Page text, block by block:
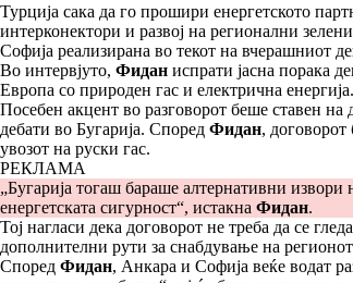
Турција сака да го прошири енергетското
интерконектори и развој на регионални
Софија реализирана во текот на вчерашниот
Во интервјуто, Фидан испрати јасна порака
Европа со природен гас и електрична енергија.
Посебен акцент во разговорот беше ставен
дебати во Бугарија. Според Фидан,
увозот на руски гас.
РЕКЛАМА
„Бугарија тогаш бараше алтернативни
енергетската сигурност“, истакна Фидан.
Тој нагласи дека договорот не треба да се
дополнителни рути за снабдување на
Според Фидан, Анкара и Софија веќе водат